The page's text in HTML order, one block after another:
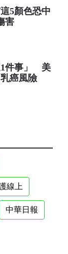
5顏色恐中
害
1件事」 美
癌風險
線上
中華日報